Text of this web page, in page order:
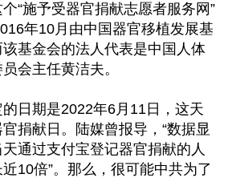
“施予受器官捐献志愿者服务网”
年10月由中国器官移植发展基
基金会的法人代表是中国人体
会主任黄洁夫。
日期是2022年6月11日，这天
捐献日。陆媒曾报导，“数据显
通过支付宝登记器官捐献的人
10倍”。那么，很可能中共为了